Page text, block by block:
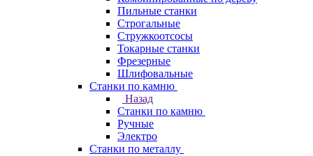
Пильные станки
Строгальные
Стружкоотсосы
Токарные станки
Фрезерные
Шлифовальные
Станки по камню
Назад
Станки по камню
Ручные
Электро
Станки по металлу